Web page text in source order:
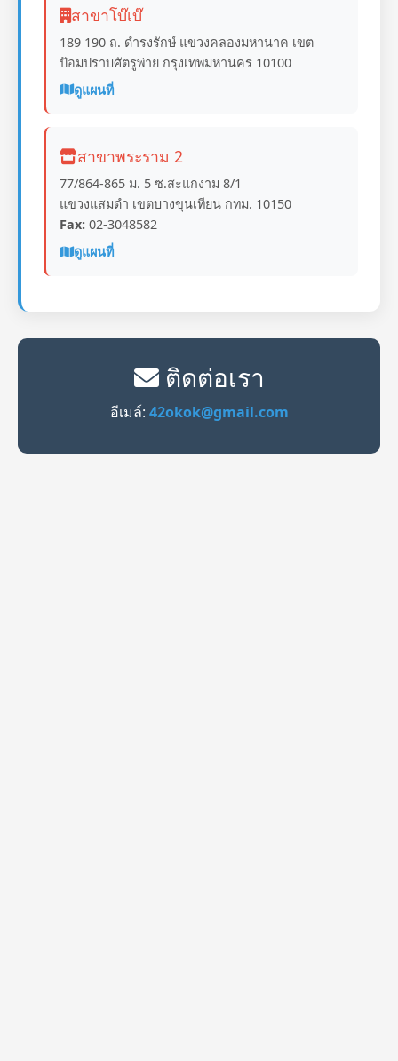
สาขาโบ๊เบ๊
189 190 ถ. ดำรงรักษ์ แขวงคลองมหานาค เขต
ป้อมปราบศัตรูพ่าย กรุงเทพมหานคร 10100
ดูแผนที่
สาขาพระราม 2
77/864-865 ม. 5 ซ.สะแกงาม 8/1
แขวงแสมดำ เขตบางขุนเทียน กทม. 10150
Fax: 02-3048582
ดูแผนที่
ติดต่อเรา
อีเมล์: 42okok@gmail.com